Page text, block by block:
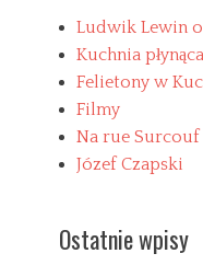
e
z
o
c
a
a
T
Ludwik Lewin
Kuchnia
Felietony w
Filmy
Na rue Surcouf
Józef Czapski
Ostatnie wpisy